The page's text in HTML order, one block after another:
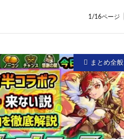
1/16ページ
まとめ全般